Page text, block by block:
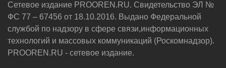
Сетевое издание PROOREN.RU. Свидетельство ЭЛ №
ФС 77 – 67456 от 18.10.2016. Выдано Федеральной
службой по надзору в сфере связи,информационных
технологий и массовых коммуникаций (Роскомнадзор).
PROOREN.RU - сетевое издание.